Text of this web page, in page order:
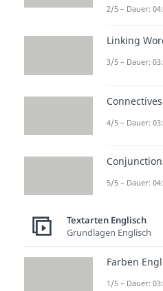
Nach
Studyflix
The
Der
Sommer
befinden
leben
Vierteln.
West Egg,
East Egg
2/5 – Dauer:
Linking
3/5 – Dauer:
Connectives
4/5 – Dauer:
5/5 – Dauer:
Textarten Englisch
Grundlagen Englisch
Farben
1/5 – Dauer: